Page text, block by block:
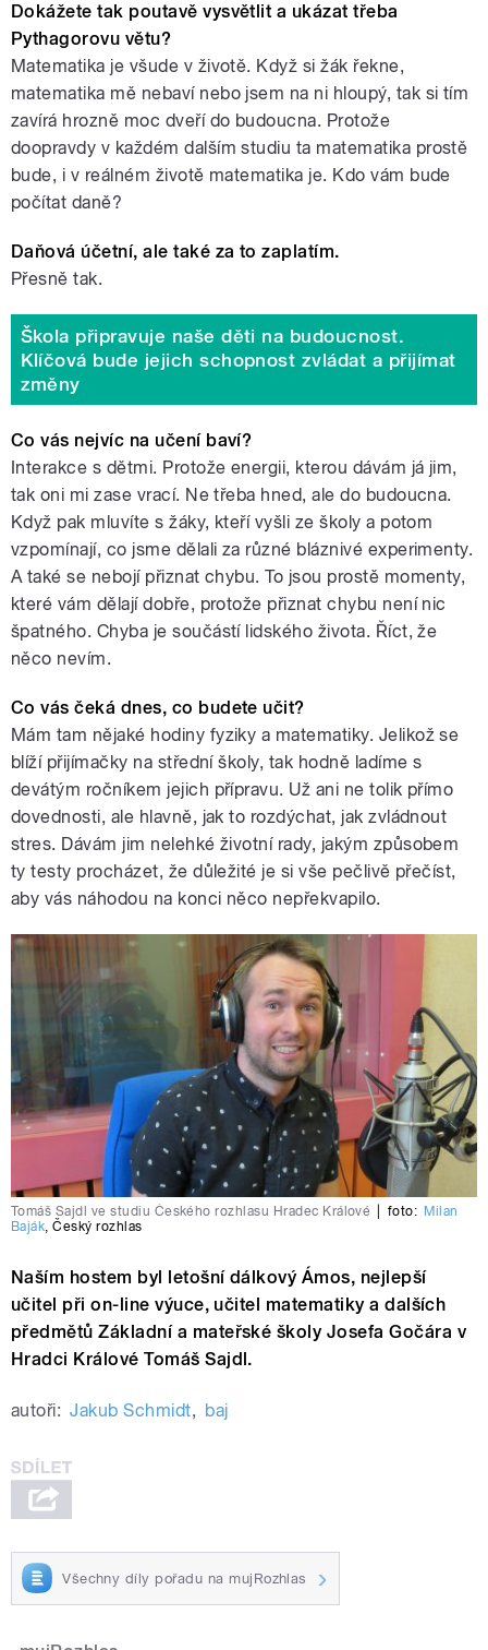
Dokážete tak poutavě vysvětlit a ukázat třeba
Pythagorovu větu?
Matematika je všude v životě. Když si žák řekne,
matematika mě nebaví nebo jsem na ni hloupý, tak si tím
zavírá hrozně moc dveří do budoucna. Protože
doopravdy v každém dalším studiu ta matematika prostě
bude, i v reálném životě matematika je. Kdo vám bude
počítat daně?
Daňová účetní, ale také za to zaplatím.
Přesně tak.
Škola připravuje naše děti na budoucnost.
Klíčová bude jejich schopnost zvládat a přijímat
změny
Co vás nejvíc na učení baví?
Interakce s dětmi. Protože energii, kterou dávám já jim,
tak oni mi zase vrací. Ne třeba hned, ale do budoucna.
Když pak mluvíte s žáky, kteří vyšli ze školy a potom
vzpomínají, co jsme dělali za různé bláznivé experimenty.
A také se nebojí přiznat chybu. To jsou prostě momenty,
které vám dělají dobře, protože přiznat chybu není nic
špatného. Chyba je součástí lidského života. Říct, že
něco nevím.
Co vás čeká dnes, co budete učit?
Mám tam nějaké hodiny fyziky a matematiky. Jelikož se
blíží přijímačky na střední školy, tak hodně ladíme s
devátým ročníkem jejich přípravu. Už ani ne tolik přímo
dovednosti, ale hlavně, jak to rozdýchat, jak zvládnout
stres. Dávám jim nelehké životní rady, jakým způsobem
ty testy procházet, že důležité je si vše pečlivě přečíst,
aby vás náhodou na konci něco nepřekvapilo.
Tomáš Sajdl ve studiu Českého rozhlasu Hradec Králové foto: Milan
Baják,Český rozhlas
Naším hostem byl letošní dálkový Ámos, nejlepší
učitel při on-line výuce, učitel matematiky a dalších
předmětů Základní a mateřské školy Josefa Gočára v
Hradci Králové Tomáš Sajdl.
autoři: Jakub Schmidt, baj
Všechny díly pořadu na mujRozhlas